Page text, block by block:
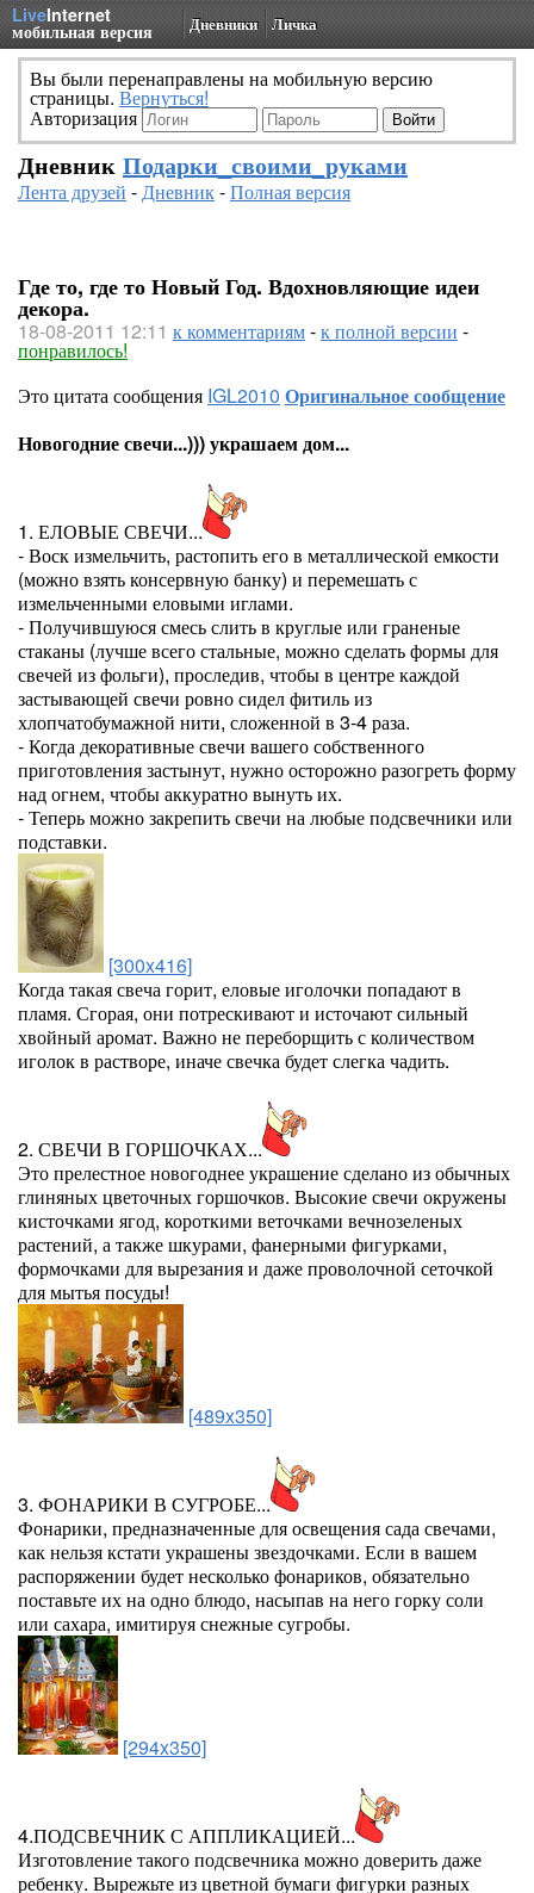
LiveInternet
мобильная версия Дневники Личка
Вы были перенаправлены на мобильную версию
страницы. Вернуться!
Авторизация
Дневник Подарки_своими_руками
Лента друзей -Дневник-Полная версия
Где то, где то Новый Год. Вдохновляющие идеи
декора.
18-08-2011 12:11 к комментариям-к полной версии -
понравилось!
Это цитата сообщения IGL2010 Оригинальное сообщение
Новогодние свечи...))) украшаем дом...
1. ЕЛОВЫЕ СВЕЧИ...
- Воск измельчить, растопить его в металлической емкости
(можно взять консервную банку) и перемешать с
измельченными еловыми иглами.
- Получившуюся смесь слить в круглые или граненые
стаканы (лучше всего стальные, можно сделать формы для
свечей из фольги), проследив, чтобы в центре каждой
застывающей свечи ровно сидел фитиль из
хлопчатобумажной нити, сложенной в 3-4 раза.
- Когда декоративные свечи вашего собственного
приготовления застынут, нужно осторожно разогреть форму
над огнем, чтобы аккуратно вынуть их.
- Теперь можно закрепить свечи на любые подсвечники или
подставки.
[300x416]
Когда такая свеча горит, еловые иголочки попадают в
пламя. Сгорая, они потрескивают и источают сильный
хвойный аромат. Важно не переборщить с количеством
иголок в растворе, иначе свечка будет слегка чадить.
2. СВЕЧИ В ГОРШОЧКАХ...
Это прелестное новогоднее украшение сделано из обычных
глиняных цветочных горшочков. Высокие свечи окружены
кисточками ягод, короткими веточками вечнозеленых
растений, а также шкурами, фанерными фигурками,
формочками для вырезания и даже проволочной сеточкой
для мытья посуды!
[489x350]
3. ФОНАРИКИ В СУГРОБЕ...
Фонарики, предназначенные для освещения сада свечами,
как нельзя кстати украшены звездочками. Если в вашем
распоряжении будет несколько фонариков, обязательно
поставьте их на одно блюдо, насыпав на него горку соли
или сахара, имитируя снежные сугробы.
[294x350]
4.ПОДСВЕЧНИК С АППЛИКАЦИЕЙ...
Изготовление такого подсвечника можно доверить даже
ребенку. Вырежьте из цветной бумаги фигурки разных